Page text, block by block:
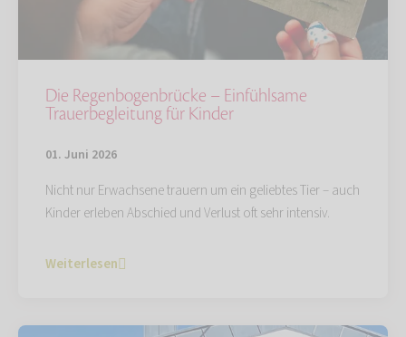
Die Regenbogenbrücke – Einfühlsame
Trauerbegleitung für Kinder
01. Juni 2026
Nicht nur Erwachsene trauern um ein geliebtes Tier – auch
Kinder erleben Abschied und Verlust oft sehr intensiv.
Weiterlesen